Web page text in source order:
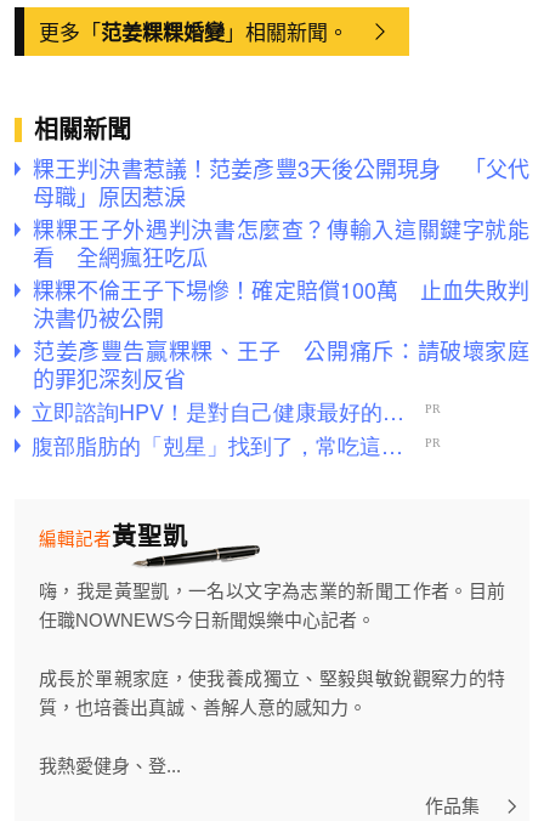
更多「范姜粿粿婚變」相關新聞。
相關新聞
粿王判決書惹議！范姜彥豐3天後公開現身 「父代
母職」原因惹淚
粿粿王子外遇判決書怎麼查？傳輸入這關鍵字就能
看 全網瘋狂吃瓜
粿粿不倫王子下場慘！確定賠償100萬 止血失敗判
決書仍被公開
范姜彥豐告贏粿粿、王子 公開痛斥：請破壞家庭
的罪犯深刻反省
黃聖凱
編輯記者
嗨，我是黃聖凱，一名以文字為志業的新聞工作者。目前
任職NOWNEWS今日新聞娛樂中心記者。
成長於單親家庭，使我養成獨立、堅毅與敏銳觀察力的特
質，也培養出真誠、善解人意的感知力。
我熱愛健身、登...
作品集